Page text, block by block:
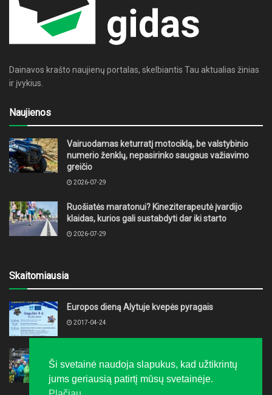
Dainavos krašto naujienų portalas, skelbiantis Tau aktualias žinias
ir įvykius.
Naujienos
Vairuodamas keturratį motociklą, be valstybinio
numerio ženklų, nepasirinko saugaus važiavimo
greičio
2026-07-29
Ruošiatės maratonui? Kineziterapeutė įvardijo
klaidas, kurios gali sustabdyti dar iki starto
2026-07-29
Skaitomiausia
Europos dieną Alytuje kvepės pyragais
2017-04-24
2016-02-08
Ši svetainė naudoja slapukus, kad užtikrintų
jums geriausią patirtį mūsų svetainėje.